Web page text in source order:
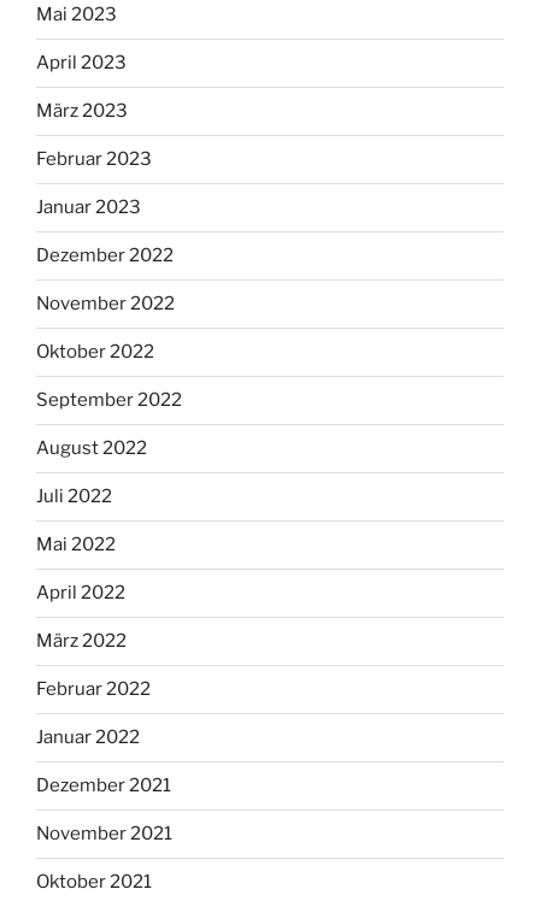
Mai 2023
April 2023
März 2023
Februar 2023
Januar 2023
Dezember 2022
November 2022
Oktober 2022
September 2022
August 2022
Juli 2022
Mai 2022
April 2022
März 2022
Februar 2022
Januar 2022
Dezember 2021
November 2021
Oktober 2021